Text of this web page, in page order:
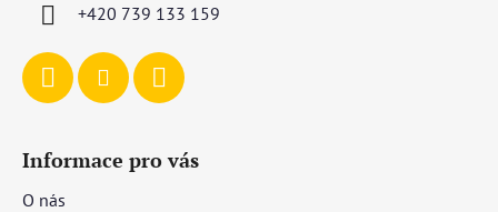
+420 739 133 159
Informace pro vás
O nás